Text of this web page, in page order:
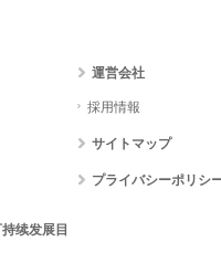
续发展目
運営会社
採用情報
サイトマップ
プライバシーポリシ